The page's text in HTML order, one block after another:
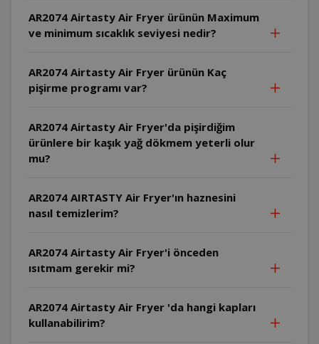
AR2074 Airtasty Air Fryer ürünün Maximum
ve minimum sıcaklık seviyesi nedir?
AR2074 Airtasty Air Fryer ürünün Kaç
pişirme programı var?
AR2074 Airtasty Air Fryer'da pişirdiğim
ürünlere bir kaşık yağ dökmem yeterli olur
mu?
AR2074 AIRTASTY Air Fryer'ın haznesini
nasıl temizlerim?
AR2074 Airtasty Air Fryer'i önceden
ısıtmam gerekir mi?
AR2074 Airtasty Air Fryer 'da hangi kapları
kullanabilirim?